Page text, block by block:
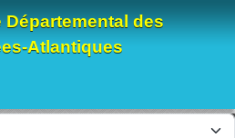
Départemental des
Atlantiques